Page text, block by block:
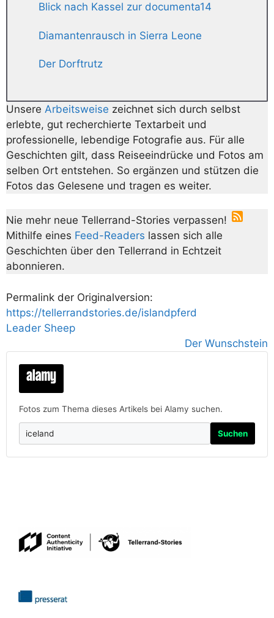
Blick nach Kassel zur documenta14
Diamantenrausch in Sierra Leone
Der Dorftrutz
Unsere Arbeitsweise zeichnet sich durch selbst
erlebte, gut recherchierte Textarbeit und
professionelle, lebendige Fotografie aus. Für alle
Geschichten gilt, dass Reiseeindrücke und Fotos am
selben Ort entstehen. So ergänzen und stützen die
Fotos das Gelesene und tragen es weiter.
Nie mehr neue Tellerrand-Stories verpassen!
Mithilfe eines Feed-Readers lassen sich alle
Geschichten über den Tellerrand in Echtzeit
abonnieren.
Permalink der Originalversion:
https://tellerrandstories.de/islandpferd
Leader Sheep
Der Wunschstein
Fotos zum Thema dieses Artikels bei Alamy suchen.
Suchen